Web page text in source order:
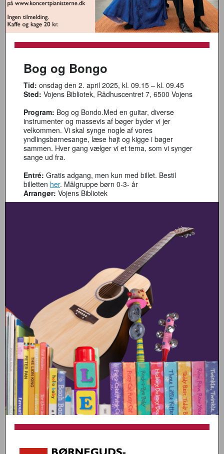
Bog og Bongo
Tid: onsdag den 2. april 2025, kl. 09.15 – kl. 09.45
Sted: Vojens Bibliotek, Rådhuscentret 7, 6500 Vojens
Program: Bog og Bondo.Med en guitar, diverse
instrumenter og massevis af bøger byder vi jer
velkommen. Vi skal synge nogle af vores
yndlingsbørnesange, læse højt og kigge i bøger
sammen. Hver gang vælger vi et tema, som vi synger
sange ud fra.
Entré: Gratis adgang, men kun med billet. Bestil
billetten her. Målgruppe børn 0-3- år
Arrangør: Vojens Bibliotek